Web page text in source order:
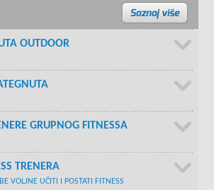
OUTDOOR
GRUPNOG FITNESSA
TRENERA
VOLJNE UČITI I POSTATI FITNESS